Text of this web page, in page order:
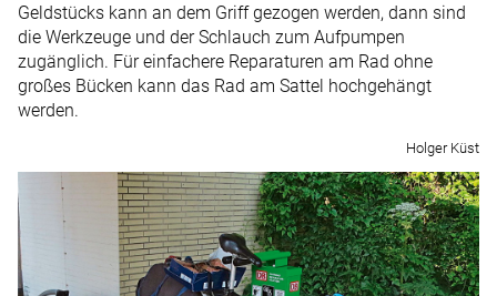
Geldstücks kann an dem Griff gezogen werden, dann sind
die Werkzeuge und der Schlauch zum Aufpumpen
zugänglich. Für einfachere Reparaturen am Rad ohne
großes Bücken kann das Rad am Sattel hochgehängt
werden.
Holger Küst